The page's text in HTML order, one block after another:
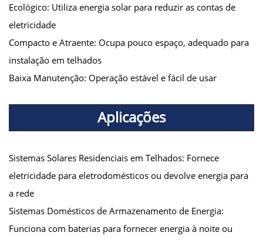
Ecológico: Utiliza energia solar para reduzir as contas de
eletricidade
Compacto e Atraente: Ocupa pouco espaço, adequado para
instalação em telhados
Baixa Manutenção: Operação estável e fácil de usar
Aplicações
Sistemas Solares Residenciais em Telhados: Fornece
eletricidade para eletrodomésticos ou devolve energia para
a rede
Sistemas Domésticos de Armazenamento de Energia:
Funciona com baterias para fornecer energia à noite ou